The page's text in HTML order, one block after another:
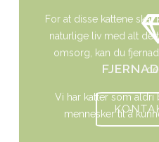
Vi har katter som
mennesker til å
For at disse kattene skal
naturlige liv med alt de
omsorg, kan du